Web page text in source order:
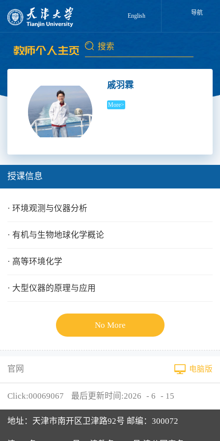
English 导航
戚羽霖
More>
授课信息
· 环境观测与仪器分析
· 有机与生物地球化学概论
· 高等环境化学
· 大型仪器的原理与应用
No More
官网 电脑版
Click:00069067 最后更新时间:2026 - 6 - 15
地址：天津市南开区卫津路92号 邮编：300072